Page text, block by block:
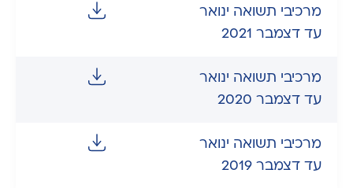
מרכיבי תשואה ינואר
עד דצמבר 2021
מרכיבי תשואה ינואר
עד דצמבר 2020
מרכיבי תשואה ינואר
עד דצמבר 2019